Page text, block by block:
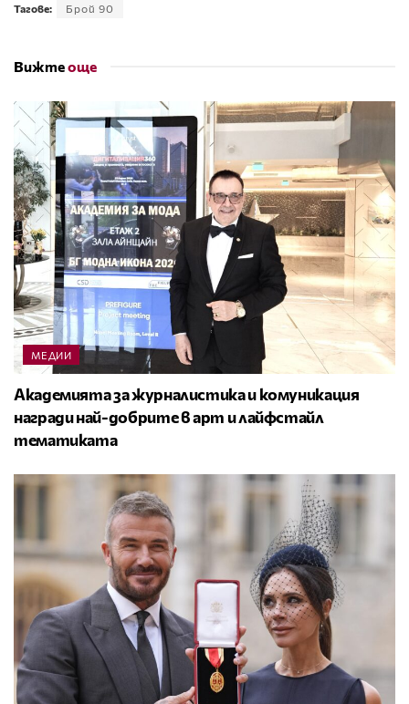
Тагове: Брой 90
Вижтеоще
МЕДИИ
Академията за журналистика и комуникация
награди най-добрите в арт и лайфстайл
тематиката